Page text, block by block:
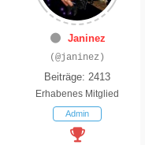
Janinez
(@janinez)
Beiträge: 2413
Erhabenes Mitglied
Admin